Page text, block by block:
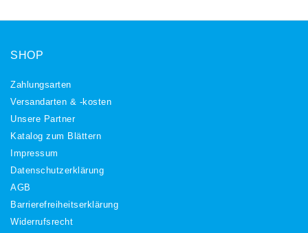
SHOP
Zahlungsarten
Versandarten & -kosten
Unsere Partner
Katalog zum Blättern
Impressum
Daten­schutz­erklärung
AGB
Barrierefreiheitserklärung
Widerrufs­recht